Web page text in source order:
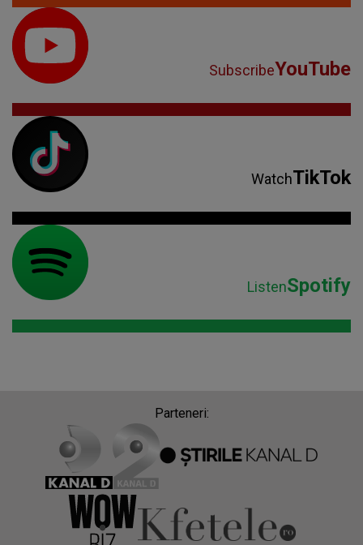
SubscribeYouTube
WatchTikTok
ListenSpotify
Parteneri: